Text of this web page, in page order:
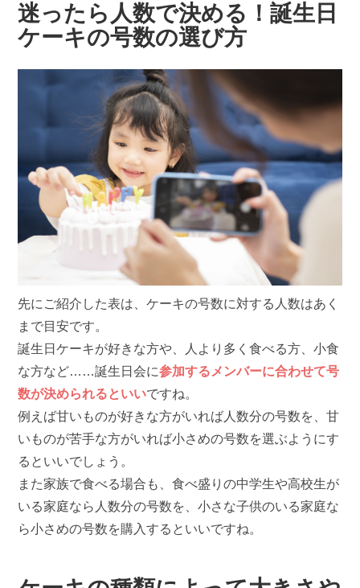
迷ったら人数で決める！誕生日
ケーキの号数の選び方
先にご紹介した表は、ケーキの号数に対する人数はあく
まで目安です。
誕生日ケーキが好きな方や、人より多く食べる方、小食
な方など……誕生日会に参加するメンバーに合わせて号
数が決められるといいですね。
例えば甘いものが好きな方がいれば人数分の号数を、甘
いものが苦手な方がいれば小さめの号数を選ぶようにす
るといいでしょう。
また家族で食べる場合も、食べ盛りの中学生や高校生が
いる家庭なら人数分の号数を、小さな子供のいる家庭な
ら小さめの号数を購入するといいですね。